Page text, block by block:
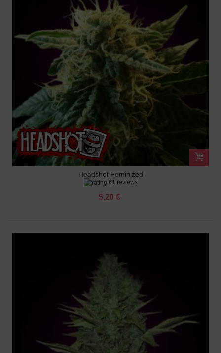
Headshot Feminized
61 reviews
5.20 €